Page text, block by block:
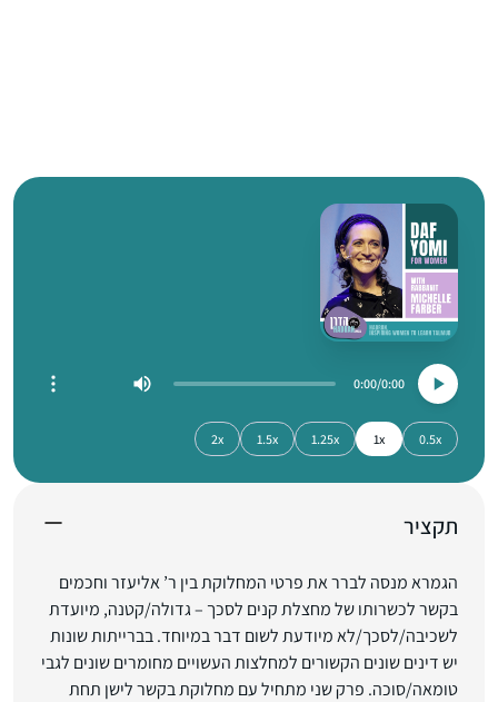
0:00
0:00
0.5x
1x
1.25x
1.5x
2x
תקציר
הגמרא מנסה לברר את פרטי המחלוקת בין ר’ אליעזר וחכמים
בקשר לכשרותו של מחצלת קנים לסכך – גדולה/קטנה, מיועדת
לשכיבה/לסכך/לא מיודעת לשום דבר במיוחד. בברייתות שונות
יש דינים שונים הקשורים למחלצות העשויים מחומרים שונים לגבי
טומאה/סוכה. פרק שני מתחיל עם מחלוקת בקשר לישן תחת